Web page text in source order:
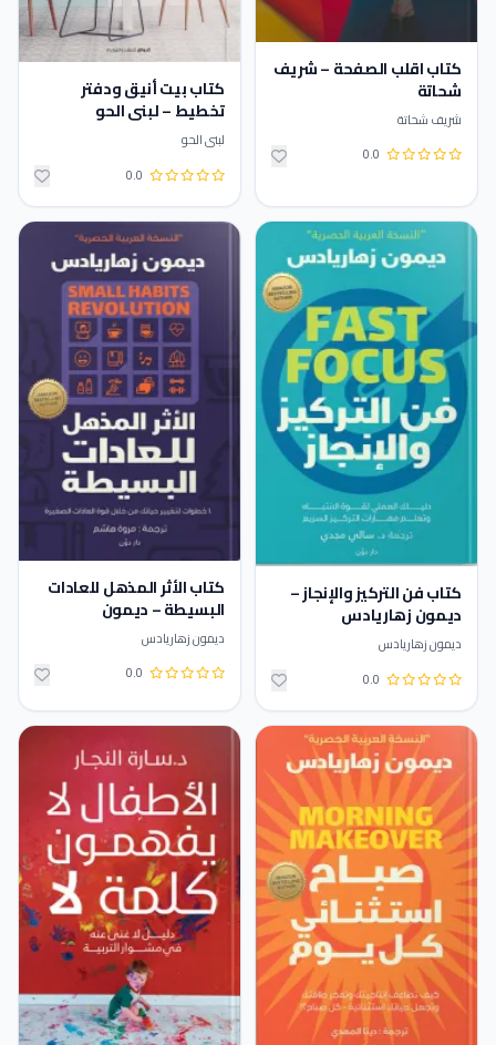
كتاب اقلب الصفحة – شريف
شحاتة
شريف شحاتة
0.0
كتاب بيت أنيق ودفتر
تخطيط – لبنى الحو
لبنى الحو
0.0
كتاب فن التركيز والإنجاز –
ديمون زهاريادس
ديمون زهاريادس
0.0
كتاب الأثر المذهل للعادات
البسيطة – ديمون
زهاريادس
ديمون زهاريادس
0.0